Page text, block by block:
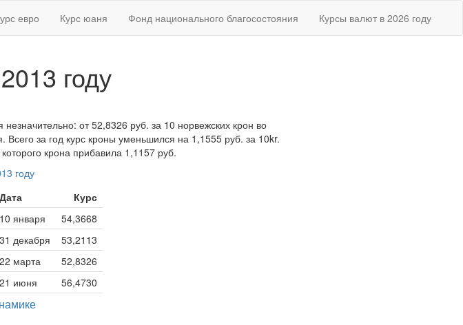
евро Курс юаня Фонд национального благосостояния Курсы валют в 2026 году
году
от 52,8326 руб. за 10 норвежских крон во
за год курс кроны уменьшился на 1,1555 руб. за 10kr.
крона прибавила 1,1157 руб.
году
Дата
Курс
10 января
54,3668
31 декабря
53,2113
22 марта
52,8326
21 июня 56,4730